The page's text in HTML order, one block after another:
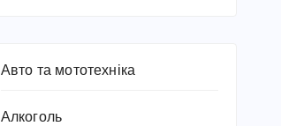
Авто та мототехніка
Алкоголь